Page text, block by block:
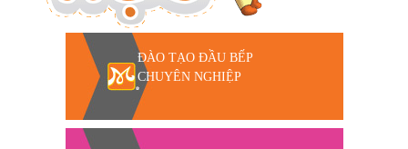
ĐÀO TẠO ĐẦU BẾP
CHUYÊN NGHIỆP